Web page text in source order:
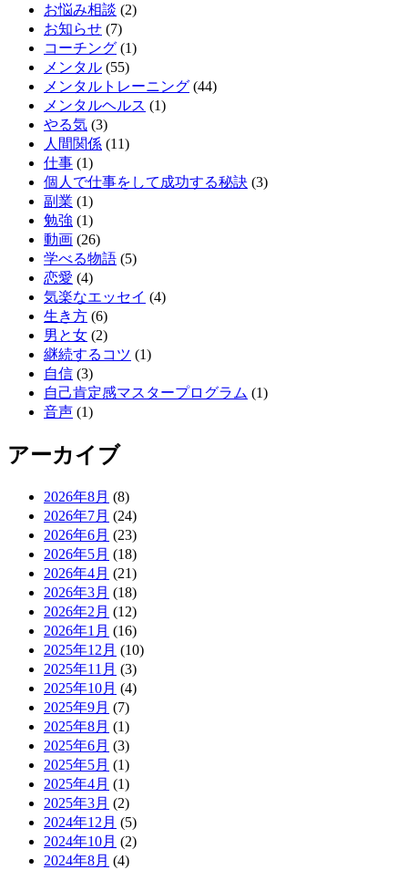
お悩み相談 (2)
お知らせ (7)
コーチング (1)
メンタル (55)
メンタルトレーニング (44)
メンタルヘルス (1)
やる気 (3)
人間関係 (11)
仕事 (1)
個人で仕事をして成功する秘訣 (3)
副業 (1)
勉強 (1)
動画 (26)
学べる物語 (5)
恋愛 (4)
気楽なエッセイ (4)
生き方 (6)
男と女 (2)
継続するコツ (1)
自信 (3)
自己肯定感マスタープログラム (1)
音声 (1)
アーカイブ
2026年8月 (8)
2026年7月 (24)
2026年6月 (23)
2026年5月 (18)
2026年4月 (21)
2026年3月 (18)
2026年2月 (12)
2026年1月 (16)
2025年12月 (10)
2025年11月 (3)
2025年10月 (4)
2025年9月 (7)
2025年8月 (1)
2025年6月 (3)
2025年5月 (1)
2025年4月 (1)
2025年3月 (2)
2024年12月 (5)
2024年10月 (2)
2024年8月 (4)